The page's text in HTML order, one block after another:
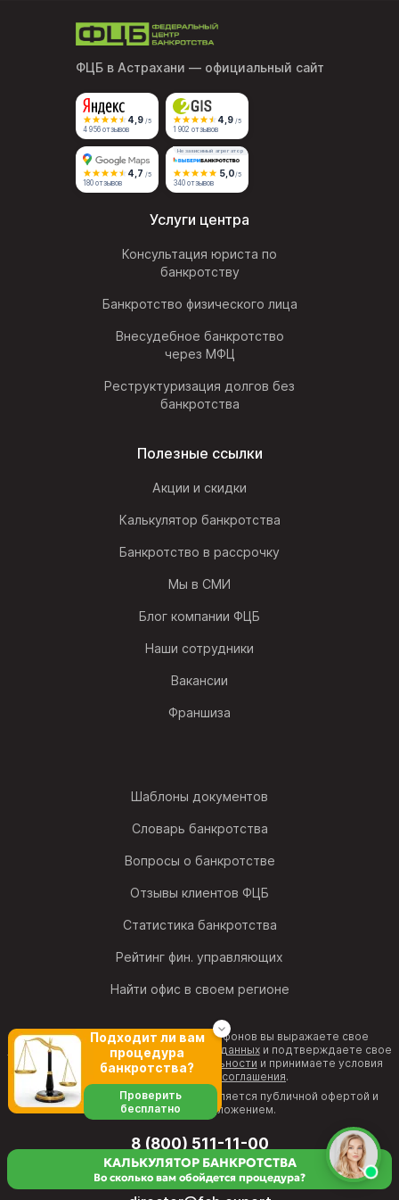
ФЦБ в Астрахани — официальный сайт
4,9 /5
4 956 отзывов
4,9 /5
1 902 отзывов
4,7 /5
180 отзывов
Независимый агрегатор
5,0/5
340 отзывов
Услуги центра
Консультация юриста по
банкротству
Банкротство физического лица
Внесудебное банкротство
через МФЦ
Реструктуризация долгов без
банкротства
Полезные ссылки
Акции и скидки
Калькулятор банкротства
Банкротство в рассрочку
Мы в СМИ
Блог компании ФЦБ
Наши сотрудники
Вакансии
Франшиза
Шаблоны документов
Словарь банкротства
Вопросы о банкротстве
Отзывы клиентов ФЦБ
Статистика банкротства
Рейтинг фин. управляющих
Найти офис в своем регионе
Позвонив на один из номеров телефонов вы выражаете свое
согласие на обработку персональных данныхи подтверждаете свое
согласие с
политикой конфиденциальности и принимаете условия
Пользовательского соглашения.
Информация на веб-странице не является публичной офертой и
рекламным предложением.
8 (800) 511-11-00
бесплатная горячая линия
КАЛЬКУЛЯТОР БАНКРОТСТВА
Во сколько вам обойдется процедура?
Подходит ли вам
процедура
банкротства?
Проверить
бесплатно